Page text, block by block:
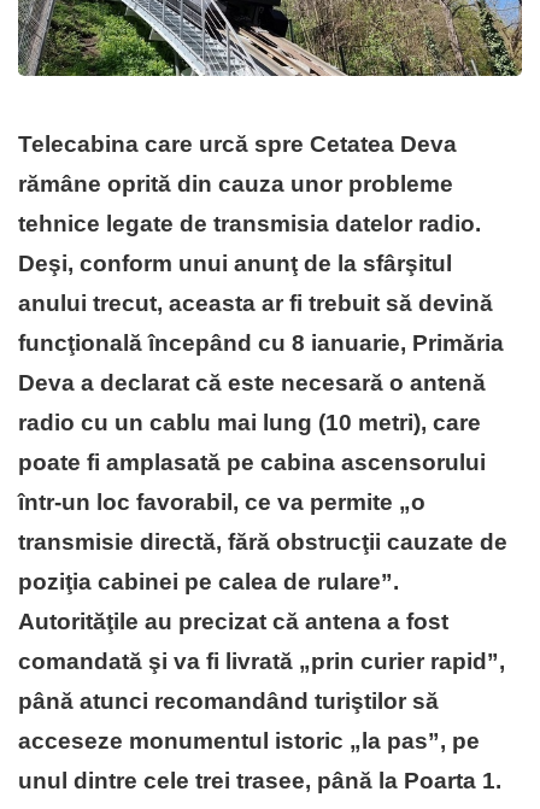
Telecabina care urcă spre Cetatea Deva
rămâne oprită din cauza unor probleme
tehnice legate de transmisia datelor radio.
Deşi, conform unui anunţ de la sfârşitul
anului trecut, aceasta ar fi trebuit să devină
funcţională începând cu 8 ianuarie, Primăria
Deva a declarat că este necesară o antenă
radio cu un cablu mai lung (10 metri), care
poate fi amplasată pe cabina ascensorului
într-un loc favorabil, ce va permite „o
transmisie directă, fără obstrucţii cauzate de
poziţia cabinei pe calea de rulare”.
Autorităţile au precizat că antena a fost
comandată şi va fi livrată „prin curier rapid”,
până atunci recomandând turiştilor să
acceseze monumentul istoric „la pas”, pe
unul dintre cele trei trasee, până la Poarta 1.